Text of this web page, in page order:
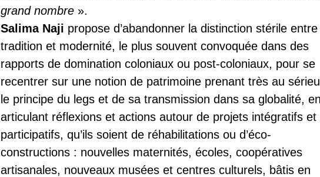
grand nombre ».
Salima Naji propose d’abandonner la distinction stérile entre
tradition et modernité, le plus souvent convoquée dans des
rapports de domination coloniaux ou post-coloniaux, pour se
recentrer sur une notion de patrimoine prenant très au
le principe du legs et de sa transmission dans sa globalité, en
articulant réflexions et actions autour de projets intégratifs et
participatifs, qu’ils soient de réhabilitations ou d’éco-
constructions : nouvelles maternités, écoles, coopératives
artisanales, nouveaux musées et centres culturels, bâtis en